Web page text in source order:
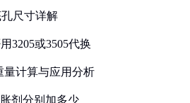
尺寸详解
3205或3505代换
量计算与应用分析
剂分别加多少